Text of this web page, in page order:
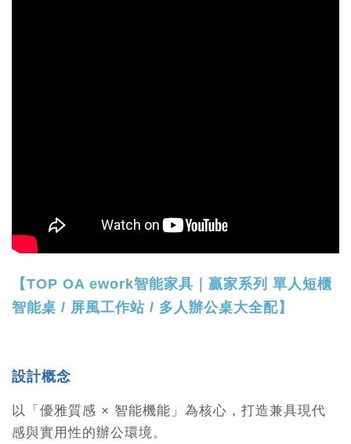
【TOP OA ework智能家具｜贏家系列 單人短櫃
智能桌 / 屏風工作站 / 多人辦公桌大全配】
設計概念
以「優雅質感 × 智能機能」為核心，打造兼具現代
感與實用性的辦公環境。